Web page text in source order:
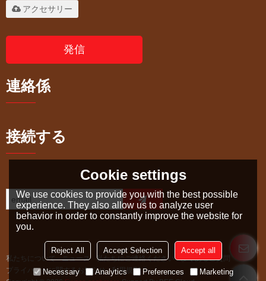
アクセサリー
発信
連絡係
接続する
私たちについて ニュース 私たちにご連絡ください
よくあるご質問
プライバシーに関するお知らせ
利用規則
Cookie settings
We use cookies to provide you with the best possible
experience. They also allow us to analyze user
behavior in order to constantly improve the website for
you.
Reject All Accept Selection Accept all
Necessary Analytics Preferences Marketing